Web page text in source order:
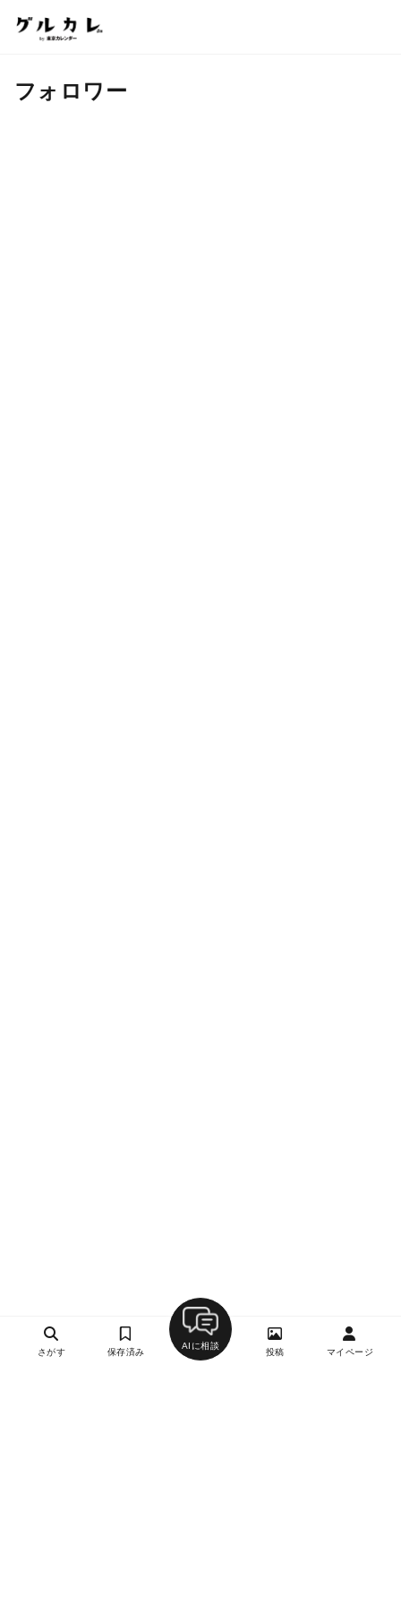
フォロワー
さがす 保存済み
AIに相談
投稿 マイページ